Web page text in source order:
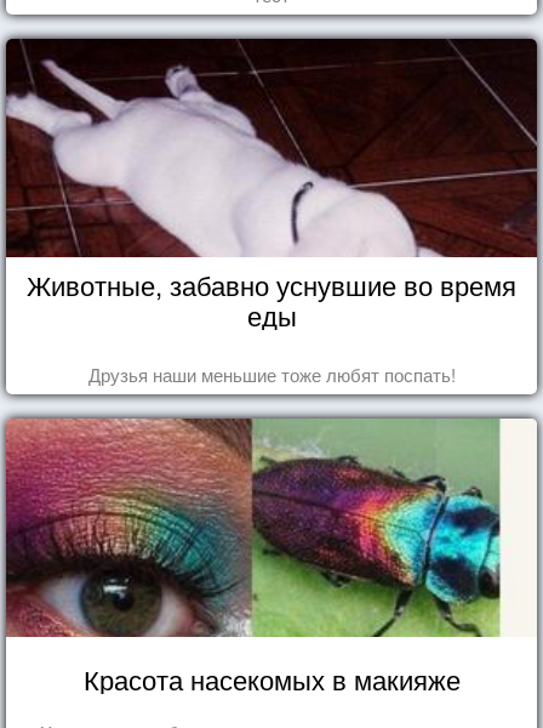
Животные, забавно уснувшие во время
еды
Друзья наши меньшие тоже любят поспать!
Красота насекомых в макияже